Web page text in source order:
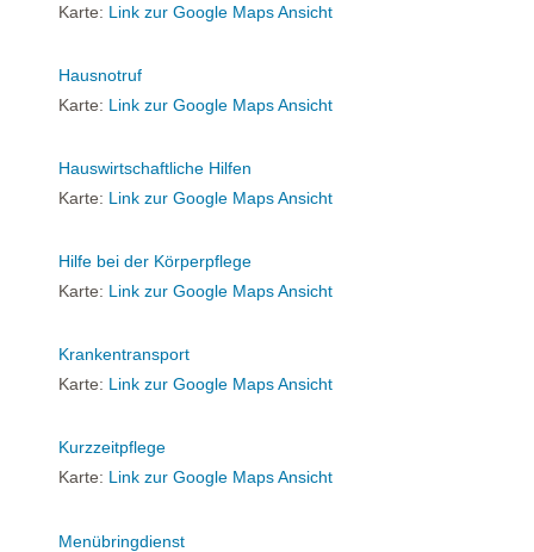
Karte: Link zur Google Maps Ansicht
Hausnotruf
Karte: Link zur Google Maps Ansicht
Hauswirtschaftliche Hilfen
Karte: Link zur Google Maps Ansicht
Hilfe bei der Körperpflege
Karte: Link zur Google Maps Ansicht
Krankentransport
Karte: Link zur Google Maps Ansicht
Kurzzeitpflege
Karte: Link zur Google Maps Ansicht
Menübringdienst